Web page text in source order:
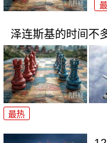
泽连斯基的时间不
最热